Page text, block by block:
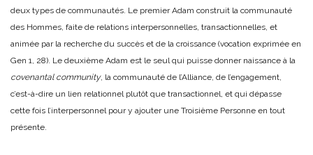
deux types de communautés. Le premier Adam construit la communauté
des Hommes, faite de relations interpersonnelles, transactionnelles, et
animée par la recherche du succès et de la croissance (vocation exprimée en
Gen 1, 28). Le deuxième Adam est le seul qui puisse donner naissance à la
covenantal community, la communauté de l’Alliance, de l’engagement,
c’est-à-dire un lien relationnel plutôt que transactionnel, et qui dépasse
cette fois l’interpersonnel pour y ajouter une Troisième Personne en tout
présente.